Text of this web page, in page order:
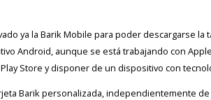
ya la Barik Mobile para poder descargarse
Android, aunque se está trabajando con
Store y disponer de un dispositivo con
Barik personalizada, independientemente